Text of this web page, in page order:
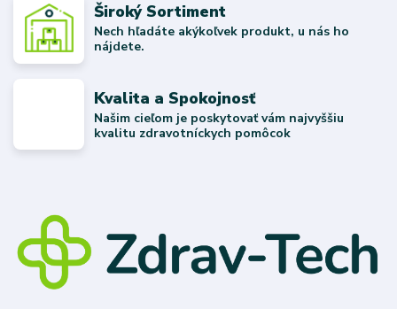
Široký Sortiment
Nech hľadáte akýkoľvek produkt, u nás ho
nájdete.
Kvalita a Spokojnosť
Našim cieľom je poskytovať vám najvyššiu
kvalitu zdravotníckych pomôcok